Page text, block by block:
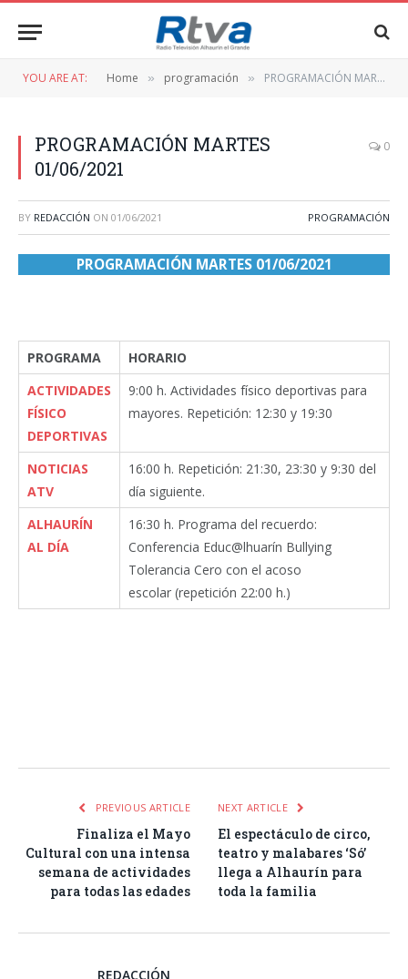
YOU ARE AT: Home » programación » PROGRAMACIÓN MARTES 01/06/2021
PROGRAMACIÓN MARTES
01/06/2021
0
BY REDACCIÓN ON 01/06/2021 PROGRAMACIÓN
PROGRAMACIÓN MARTES 01/06/2021
PROGRAMA
HORARIO
ACTIVIDADES
FÍSICO
DEPORTIVAS
9:00 h. Actividades físico deportivas para
mayores. Repetición: 12:30 y 19:30
NOTICIAS
ATV
16:00 h. Repetición: 21:30, 23:30 y 9:30 del
día siguiente.
ALHAURÍN
AL DÍA
16:30 h. Programa del recuerdo:
Conferencia Educ@lhuarín Bullying
Tolerancia Cero con el acoso
escolar (repetición 22:00 h.)
PREVIOUS ARTICLE
Finaliza el Mayo
Cultural con una intensa
semana de actividades
para todas las edades
NEXT ARTICLE
El espectáculo de circo,
teatro y malabares ‘Só’
llega a Alhaurín para
toda la familia
REDACCIÓN